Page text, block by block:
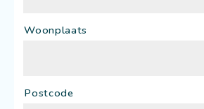
Woonplaats
Postcode